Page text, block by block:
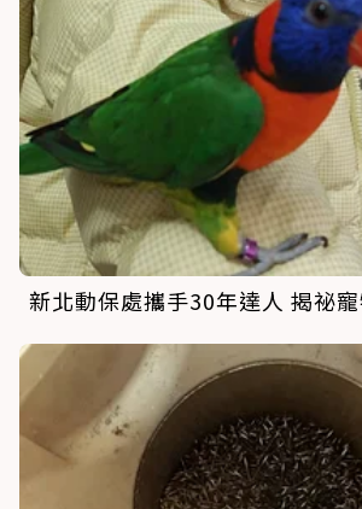
新北動保處攜手30年達人 揭祕